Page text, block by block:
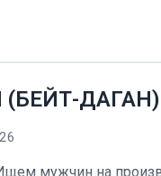
ДАГАН)
на